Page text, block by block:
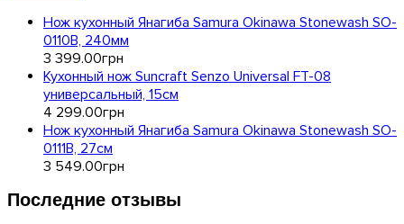
Нож кухонный Янагиба Samura Okinawa Stonewash SO-
0110B, 240мм
3 399.00грн
Кухонный нож Suncraft Senzo Universal FT-08
универсальный, 15см
4 299.00грн
Нож кухонный Янагиба Samura Okinawa Stonewash SO-
0111B, 27см
3 549.00грн
Последние отзывы